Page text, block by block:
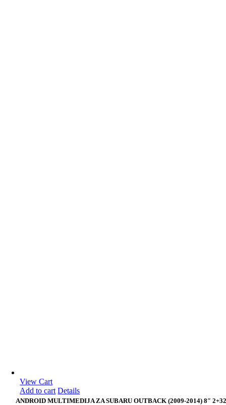
View Cart
Add to cart Details
ANDROID MULTIMEDIJA ZA SUBARU OUTBACK (2009-2014) 8″